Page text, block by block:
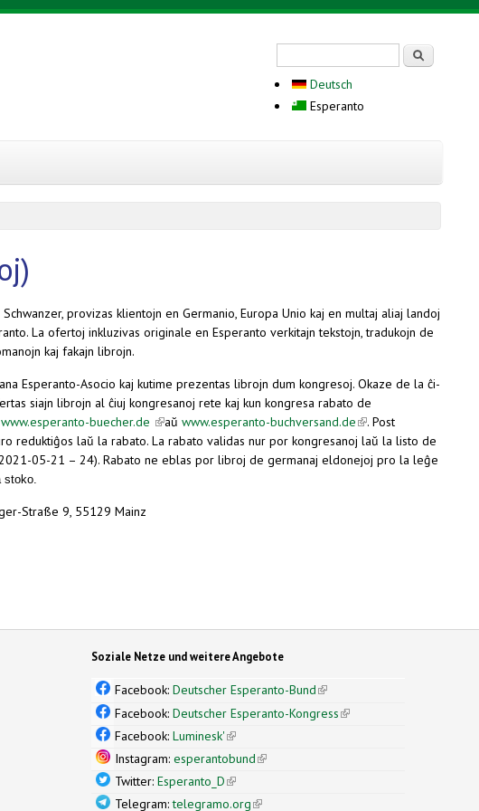
Deutsch
Esperanto
provizas klientojn en Germanio, Europa Unio kaj en multaj aliaj landoj
La ofertoj inkluzivas originale en Esperanto verkitajn tekstojn, tradukojn de
kaj fakajn librojn.
Esperanto-Asocio kaj kutime prezentas librojn dum kongresoj. Okaze de la ĉi-
siajn librojn al ĉiuj kongresanoj rete kaj kun kongresa rabato de
www.esperanto-buecher.de (link is external)
aŭ www.esperanto-buchversand.de(link is external)
. Post
reduktiĝos laŭ la rabato. La rabato validas nur por kongresanoj laŭ la listo de
05-21 – 24). Rabato ne eblas por libroj de germanaj eldonejoj pro la leĝe
stoko.
Straße 9, 55129 Mainz
Soziale Netze und weitere Angebote
Facebook:Deutscher Esperanto-Bund(link is external)
Facebook:Deutscher Esperanto-Kongress(link is external)
Facebook:Luminesk'(link is external)
Instagram:esperantobund(link is external)
Twitter:Esperanto_D(link is external)
Telegram:telegramo.org(link is external)